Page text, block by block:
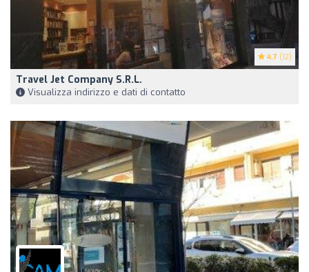
4.7 (12)
Travel Jet Company S.r.l.
Visualizza indirizzo e dati di contatto